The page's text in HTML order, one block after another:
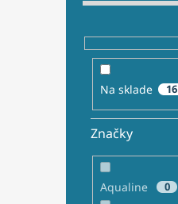
Na sklade 16
Značky
Aqualine 0